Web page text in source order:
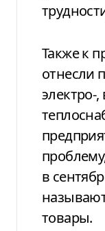
Также к
отнесли
электро-,
в
товары.